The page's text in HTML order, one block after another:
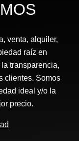
venta, alquiler,
raíz en
transparencia,
clientes. Somos
ideal y/o la
precio.